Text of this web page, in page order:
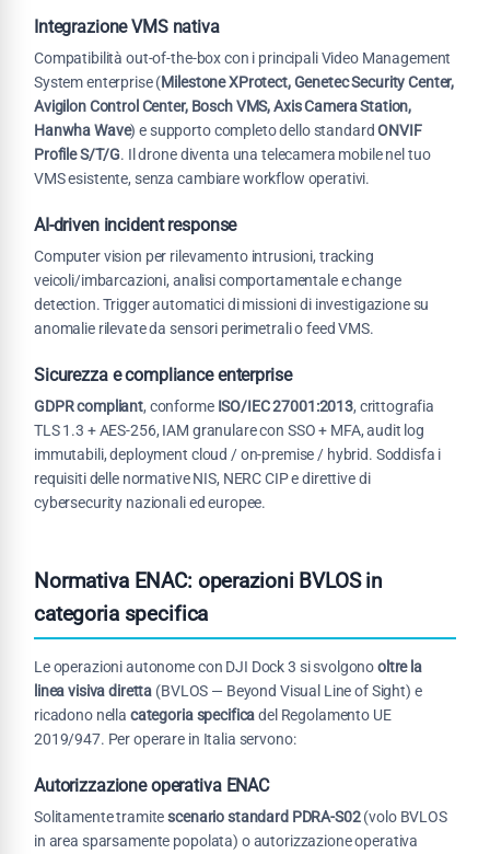
Integrazione VMS nativa
Compatibilità out-of-the-box con i principali Video Management
System enterprise (Milestone XProtect, Genetec Security Center,
Avigilon Control Center, Bosch VMS, Axis Camera Station,
Hanwha Wave) e supporto completo dello standardONVIF
Profile S/T/G. Il drone diventa una telecamera mobile nel tuo
VMS esistente, senza cambiare workflow operativi.
AI-driven incident response
Computer vision per rilevamento intrusioni, tracking
veicoli/imbarcazioni, analisi comportamentale e change
detection. Trigger automatici di missioni di investigazione su
anomalie rilevate da sensori perimetrali o feed VMS.
Sicurezza e compliance enterprise
GDPR compliant, conforme ISO/IEC 27001:2013, crittografia
TLS 1.3 + AES-256, IAM granulare con SSO + MFA, audit log
immutabili, deployment cloud / on-premise / hybrid. Soddisfa i
requisiti delle normative NIS, NERC CIP e direttive di
cybersecurity nazionali ed europee.
Normativa ENAC: operazioni BVLOS in
categoria specifica
Le operazioni autonome con DJI Dock 3 si svolgonooltre la
linea visiva diretta (BVLOS — Beyond Visual Line of Sight) e
ricadono nella categoria specificadel Regolamento UE
2019/947. Per operare in Italia servono:
Autorizzazione operativa ENAC
Solitamente tramitescenario standard PDRA-S02(volo BVLOS
in area sparsamente popolata) o autorizzazione operativa